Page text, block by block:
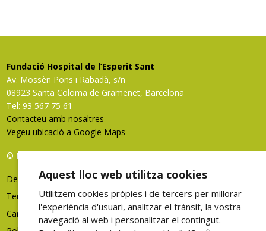
Fundació Hospital de l’Esperit Sant
Av. Mossèn Pons i Rabadà, s/n
08923 Santa Coloma de Gramenet, Barcelona
Tel: 93 567 75 61
Contacteu amb nosaltres
Vegeu ubicació a Google Maps
© FHES, tots els drets reservats
Deixeu-nos la vostra opinió
Termes d'ús
Canal denúncies
Aquest lloc web utilitza cookies
Utilitzem cookies pròpies i de tercers per millorar
l'experiència d'usuari, analitzar el trànsit, la vostra
navegació al web i personalitzar el contingut.